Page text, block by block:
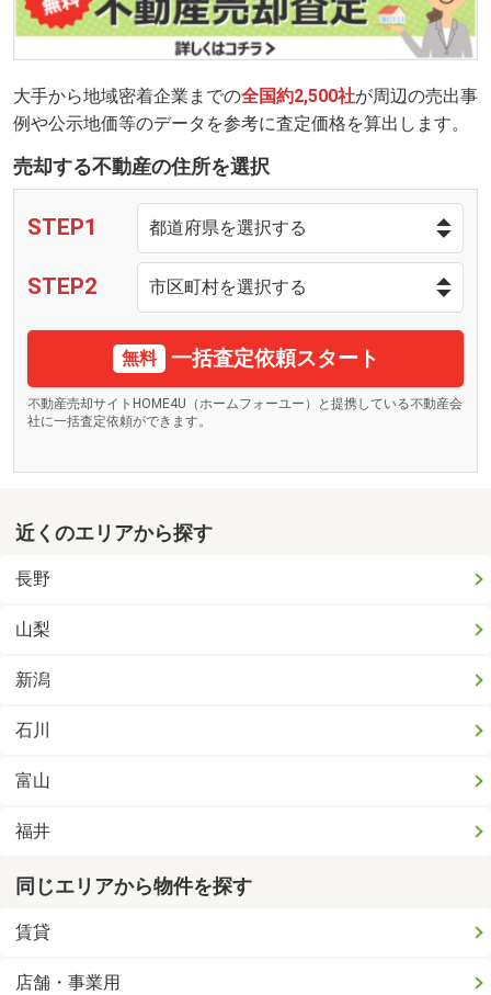
大手から地域密着企業までの全国約2,500社が周辺の売出事
例や公示地価等のデータを参考に査定価格を算出します。
売却する不動産の住所を選択
STEP1
STEP2
無料 一括査定依頼スタート
不動産売却サイトHOME4U（ホームフォーユー）と提携している不動産会
社に一括査定依頼ができます。
近くのエリアから探す
長野
山梨
新潟
石川
富山
福井
同じエリアから物件を探す
賃貸
店舗・事業用